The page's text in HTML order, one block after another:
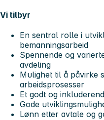
Vi tilbyr
En sentral rolle i
bemanningsarbeid
Spennende og
avdeling
Mulighet til å påvirke
arbeidsprosesser
Et godt og
Gode
Lønn etter avtale og